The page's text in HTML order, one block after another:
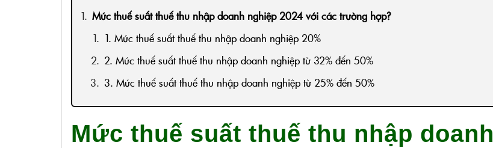
Mức thuế suất thuế thu nhập doanh nghiệp 2024 với các trường hợp?
1. Mức thuế suất thuế thu nhập doanh nghiệp 20%
2. Mức thuế suất thuế thu nhập doanh nghiệp từ 32% đến 50%
3. Mức thuế suất thuế thu nhập doanh nghiệp từ 25% đến 50%
Mức thuế suất thuế thu nhập doanh